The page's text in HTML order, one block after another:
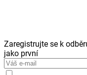
Zaregistrujte se k
jako první